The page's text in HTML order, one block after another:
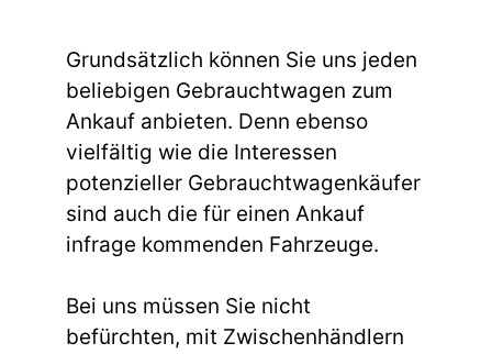
Grundsätzlich können Sie uns jeden
beliebigen Gebrauchtwagen zum
Ankauf anbieten. Denn ebenso
vielfältig wie die Interessen
potenzieller Gebrauchtwagenkäufer
sind auch die für einen Ankauf
infrage kommenden Fahrzeuge.
Bei uns müssen Sie nicht
befürchten, mit Zwischenhändlern